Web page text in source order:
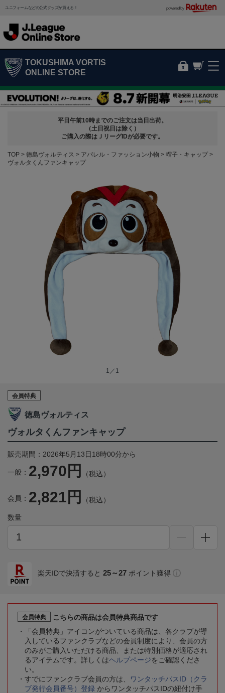
ユニフォームなどの公式グッズが買える！ powered by
TOKUSHIMA VORTIS
ONLINE STORE
平日午前10時までのご注文は当日出荷。
（土日祝日は除く）
ご購入の際はＪリーグIDが必要です。
TOP 徳島ヴォルティス アパレル・ファッション小物
帽子・キャップ
ヴォルタくんファンキャップ
1／1
会員特典
徳島ヴォルティス
ヴォルタくんファンキャップ
販売期間：2026年5月13日18時00分から
一般： 2,970円 （税込）
会員： 2,821円 （税込）
数量
楽天IDで決済すると 25～27 ポイント獲得
会員特典
こちらの商品は会員特典商品です
「会員特典」アイコンがついている商品は、各クラブが導
入しているファンクラブなどの会員制度により、会員の方
のみがご購入いただける商品、または特別価格が適応され
るアイテムです。詳しくはヘルプページをご確認くださ
い。
すでにファンクラブ会員の方は、
ワンタッチパスID（クラ
ブ発行会員番号）登録 からワンタッチパスIDの紐付け手